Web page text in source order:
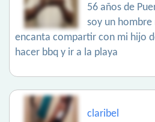
56 años de
soy un
encanta compartir con mi hijo
hacer bbq y ir a la playa
claribel